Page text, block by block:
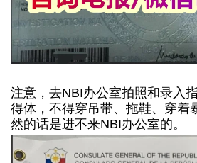
注意，去NBI办公室拍照和录入
得体，不得穿吊带、拖鞋、穿着
然的话是进不来NBI办公室的。